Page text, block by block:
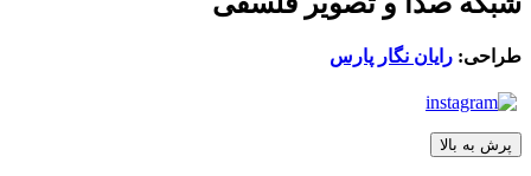
طراحی: رایان نگار پارس
پرش به بالا